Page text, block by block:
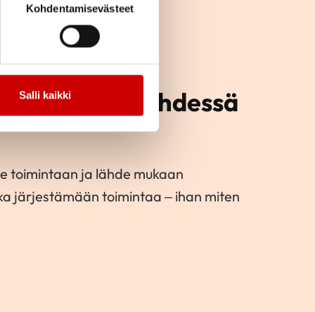
Kohdentamisevästeet
Salli kaikki
ja yhdessä
toimintaan ja lähde mukaan
järjestämään toimintaa – ihan miten